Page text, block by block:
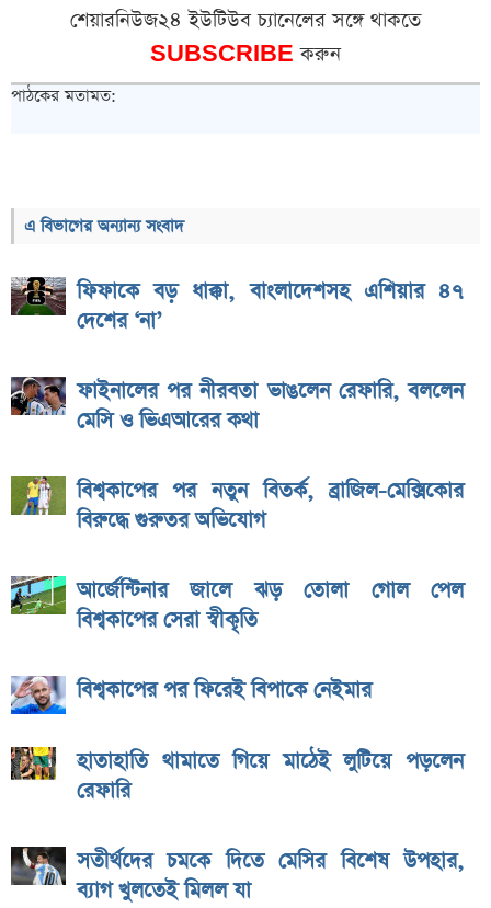
শেয়ারনিউজ২৪ ইউটিউব চ্যানেলের সঙ্গে থাকতে
SUBSCRIBEকরুন
পাঠকের মতামত:
এ বিভাগের অন্যান্য সংবাদ
ফিফাকে বড় ধাক্কা, বাংলাদেশসহ এশিয়ার ৪৭
দেশের ‘না’
ফাইনালের পর নীরবতা ভাঙলেন রেফারি, বললেন
মেসি ও ভিএআরের কথা
বিশ্বকাপের পর নতুন বিতর্ক, ব্রাজিল-মেক্সিকোর
বিরুদ্ধে গুরুতর অভিযোগ
আর্জেন্টিনার জালে ঝড় তোলা গোল পেল
বিশ্বকাপের সেরা স্বীকৃতি
বিশ্বকাপের পর ফিরেই বিপাকে নেইমার
হাতাহাতি থামাতে গিয়ে মাঠেই লুটিয়ে পড়লেন
রেফারি
সতীর্থদের চমকে দিতে মেসির বিশেষ উপহার,
ব্যাগ খুলতেই মিলল যা